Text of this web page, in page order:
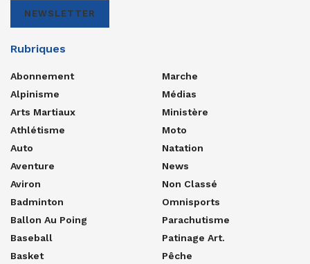
NEWSLETTER
Rubriques
Abonnement
Alpinisme
Arts Martiaux
Athlétisme
Auto
Aventure
Aviron
Badminton
Ballon Au Poing
Baseball
Basket
Marche
Médias
Ministère
Moto
Natation
News
Non Classé
Omnisports
Parachutisme
Patinage Art.
Pêche